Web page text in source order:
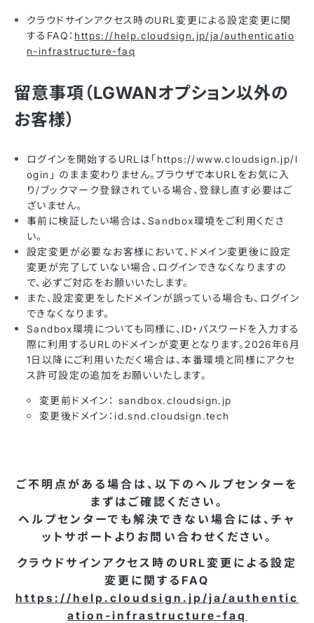
クラウドサインアクセス時のURL変更による設定変更に関
するFAQ： https://help.cloudsign.jp/ja/authenticatio
n-infrastructure-faq
留意事項（LGWANオプション以外の
お客様）
ログインを開始するURLは「https://www.cloudsign.jp/l
ogin」 のまま変わりません。ブラウザで本URLをお気に入
り/ブックマーク登録されている場合、登録し直す必要はご
ざいません。
事前に検証したい場合は、Sandbox環境をご利用くださ
い。
設定変更が必要なお客様において、ドメイン変更後に設定
変更が完了していない場合、ログインできなくなりますの
で、必ずご対応をお願いいたします。
また、設定変更をしたドメインが誤っている場合も、ログイン
できなくなります。
Sandbox環境についても同様に、ID・パスワードを入力する
際に利用するURLのドメインが変更となります。2026年6月
1日以降にご利用いただく場合は、本番環境と同様にアクセ
ス許可設定の追加をお願いいたします。
変更前ドメイン： sandbox.cloudsign.jp
変更後ドメイン：id.snd.cloudsign.tech
ご不明点がある場合は、以下のヘルプセンターを
まずはご確認ください。
ヘルプセンターでも解決できない場合には、チャ
ットサポートよりお問い合わせください。
クラウドサインアクセス時のURL変更による設定
変更に関するFAQ
https://help.cloudsign.jp/ja/authentic
ation-infrastructure-faq